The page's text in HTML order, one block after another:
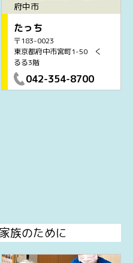
府中市
たっち
〒183-0023
東京都府中市宮町1-50 く
るる3階
042-354-8700
族のために